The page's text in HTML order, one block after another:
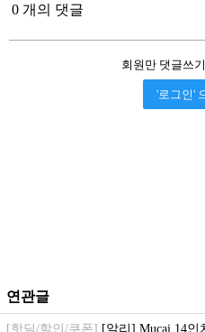
0 개의 댓글
회원만 댓글쓰
'로그인'
연관글
[핫딜/할인/쿠폰] [알리] Mucai 14인